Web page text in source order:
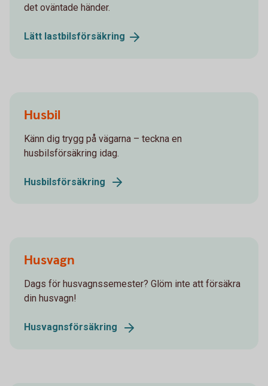
det oväntade händer.
Lätt lastbilsförsäkring
Husbil
Känn dig trygg på vägarna – teckna en
husbilsförsäkring idag.
Husbilsförsäkring
Husvagn
Dags för husvagnssemester? Glöm inte att försäkra
din husvagn!
Husvagnsförsäkring